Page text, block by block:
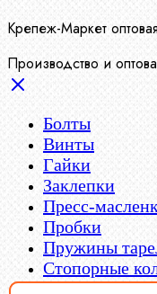
Крепеж-Маркет
Производство и
Болты
Винты
Гайки
Заклепки
Пресс-
Пробки
Пружины
Стопорные
Такелаж